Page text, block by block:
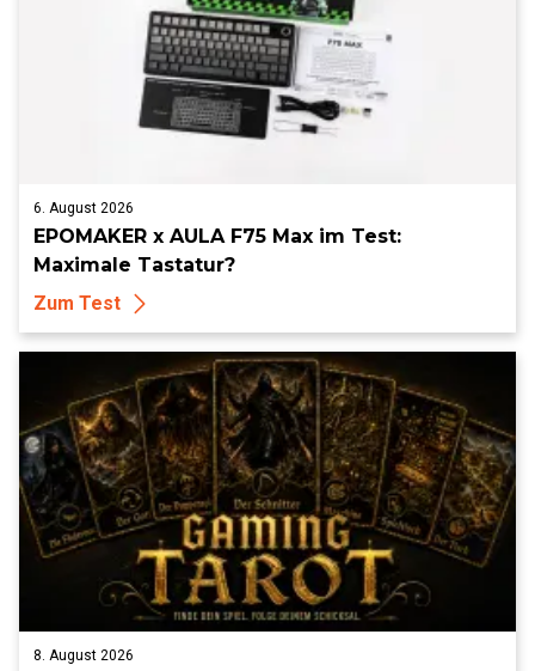
6. August 2026
EPOMAKER x AULA F75 Max im Test:
Maximale Tastatur?
Zum Test
8. August 2026